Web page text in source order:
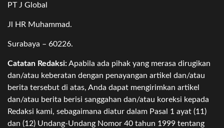
PT J Global
Jl HR Muhammad.
Surabaya – 60226.
Catatan Redaksi:Apabila ada pihak yang merasa dirugikan
dan/atau keberatan dengan penayangan artikel dan/atau
berita tersebut di atas, Anda dapat mengirimkan artikel
dan/atau berita berisi sanggahan dan/atau koreksi kepada
Redaksi kami, sebagaimana diatur dalam Pasal 1 ayat (11)
dan (12) Undang-Undang Nomor 40 tahun 1999 tentang